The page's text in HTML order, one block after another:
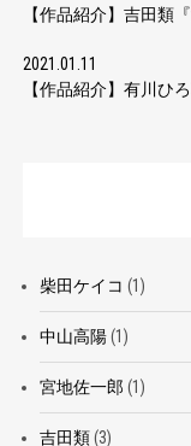
【作品紹介】吉田類
2021.01.11
【作品紹介】有川ひ
柴田ケイコ (1)
中山高陽(1)
宮地佐一郎 (1)
吉田類(3)